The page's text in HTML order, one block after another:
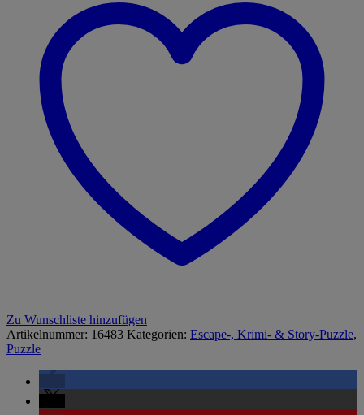
Zu Wunschliste hinzufügen
Artikelnummer: 16483 Kategorien: Escape-, Krimi- & Story-Puzzle,
Puzzle